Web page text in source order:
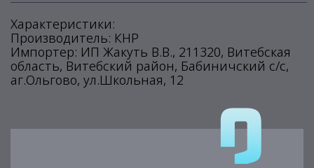
Характеристики:
Производитель: КНР
Импортер: ИП Жакуть В.В., 211320, Витебская
область, Витебский район, Бабиничский с/с,
аг.Ольгово, ул.Школьная, 12